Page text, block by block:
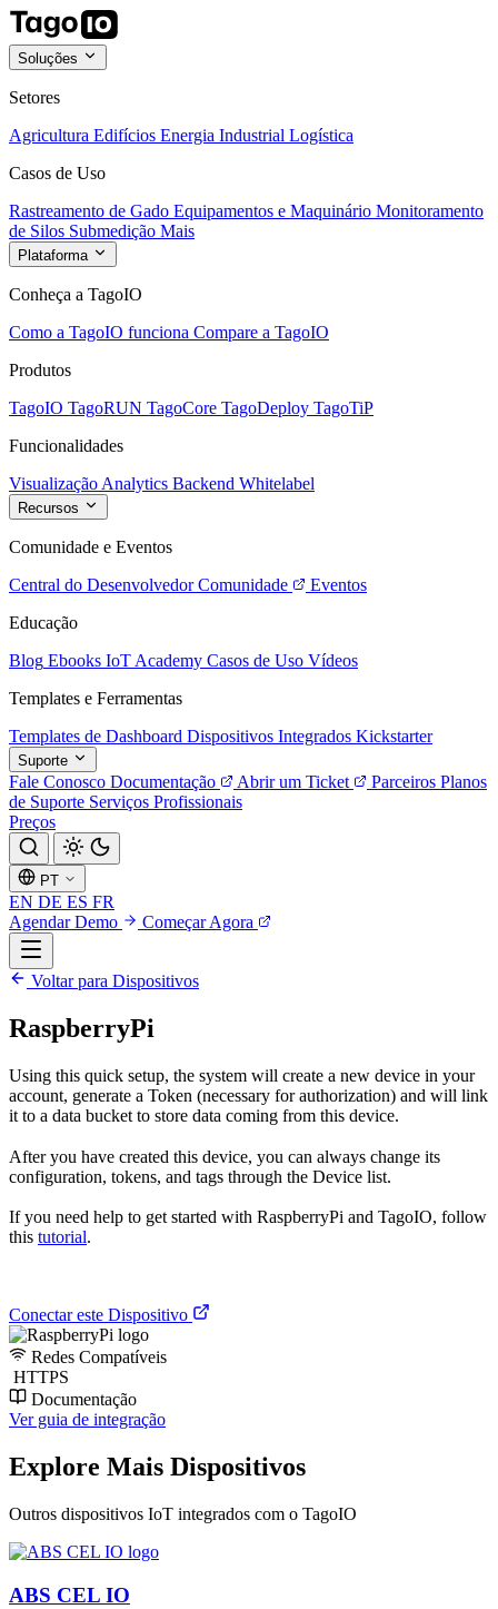
Soluções
Setores
Agricultura Edifícios Energia Industrial Logística
Casos de Uso
Rastreamento de Gado Equipamentos e Maquinário Monitoramento
de Silos Submedição Mais
Plataforma
Conheça a TagoIO
Como a TagoIO funciona Compare a TagoIO
Produtos
TagoIO TagoRUN TagoCore TagoDeploy TagoTiP
Funcionalidades
Visualização Analytics Backend Whitelabel
Recursos
Comunidade e Eventos
Central do Desenvolvedor Comunidade
Eventos
Educação
Blog Ebooks IoT Academy Casos de Uso Vídeos
Templates e Ferramentas
Templates de Dashboard Dispositivos Integrados Kickstarter
Suporte
Fale Conosco Documentação Abrir um Ticket Parceiros Planos
de Suporte Serviços Profissionais
Preços
PT
EN DE ES FR
Agendar Demo
Começar Agora
Voltar para Dispositivos
RaspberryPi
Using this quick setup, the system will create a new device in your
account, generate a Token (necessary for authorization) and will link
it to a data bucket to store data coming from this device.
After you have created this device, you can always change its
configuration, tokens, and tags through the Device list.
If you need help to get started with RaspberryPi and TagoIO, follow
this tutorial.
Conectar este Dispositivo
Redes Compatíveis
HTTPS
Documentação
Ver guia de integração
Explore Mais Dispositivos
Outros dispositivos IoT integrados com o TagoIO
ABS CEL IO